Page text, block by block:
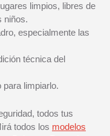
limpios, libres de
niños.
especialmente las
técnica del
para limpiarlo.
todos tus
todos los modelos